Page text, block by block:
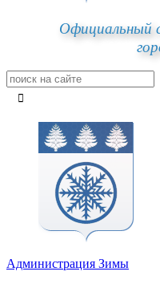
Официальный
Администрация Зимы